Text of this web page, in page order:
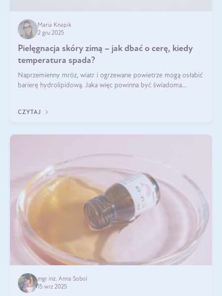
Maria Knapik
2 gru 2025
Pielęgnacja skóry zimą – jak dbać o cerę, kiedy
temperatura spada?
Naprzemienny mróz, wiatr i ogrzewane powietrze mogą osłabić
barierę hydrolipidową. Jaka więc powinna być świadoma
CZYTAJ
mgr inż. Anna Sobol
15 wrz 2025